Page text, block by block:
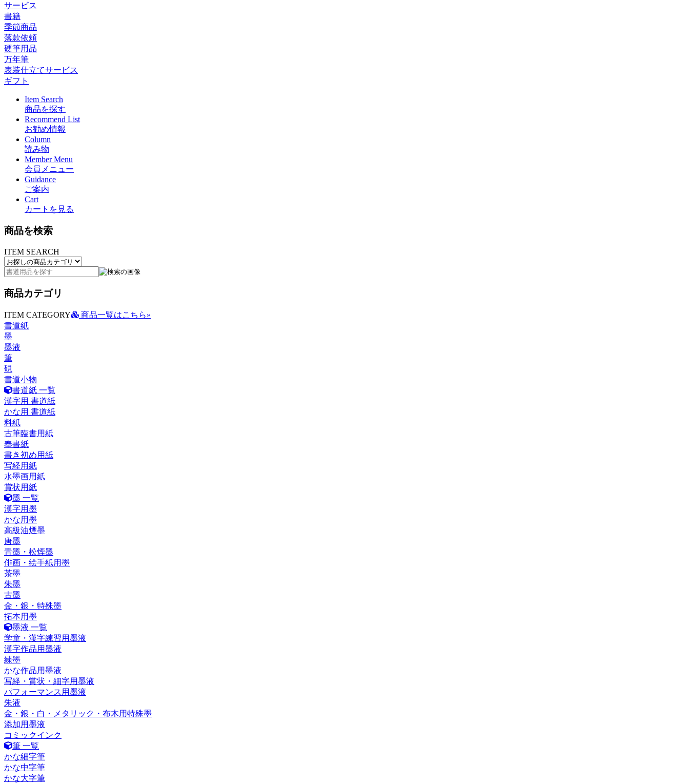
サービス
書籍
季節商品
落款依頼
硬筆用品
万年筆
表装仕立てサービス
ギフト
Item Search
商品を探す
Recommend List
お勧め情報
Column
読み物
Member Menu
会員メニュー
Guidance
ご案内
Cart
カートを見る
商品を検索
ITEM SEARCH
商品カテゴリ
ITEM CATEGORY
商品一覧はこちら»
書道紙
墨
墨液
筆
硯
書道小物
書道紙 一覧
漢字用 書道紙
かな用 書道紙
料紙
古筆臨書用紙
奉書紙
書き初め用紙
写経用紙
水墨画用紙
賞状用紙
墨 一覧
漢字用墨
かな用墨
高級油煙墨
唐墨
青墨・松煙墨
俳画・絵手紙用墨
茶墨
朱墨
古墨
金・銀・特殊墨
拓本用墨
墨液 一覧
学童・漢字練習用墨液
漢字作品用墨液
練墨
かな作品用墨液
写経・賞状・細字用墨液
パフォーマンス用墨液
朱液
金・銀・白・メタリック・布木用特殊墨
添加用墨液
コミックインク
筆 一覧
かな細字筆
かな中字筆
かな大字筆